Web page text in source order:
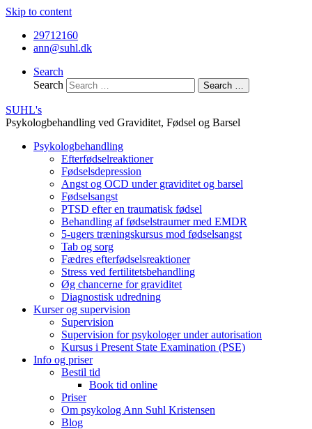
Skip to content
29712160
ann@suhl.dk
Search
Search
Search …
SUHL's
Psykologbehandling ved Graviditet, Fødsel og Barsel
Psykologbehandling
Efterfødselreaktioner
Fødselsdepression
Angst og OCD under graviditet og barsel
Fødselsangst
PTSD efter en traumatisk fødsel
Behandling af fødselstraumer med EMDR
5-ugers træningskursus mod fødselsangst
Tab og sorg
Fædres efterfødselsreaktioner
Stress ved fertilitetsbehandling
Øg chancerne for graviditet
Diagnostisk udredning
Kurser og supervision
Supervision
Supervision for psykologer under autorisation
Kursus i Present State Examination (PSE)
Info og priser
Bestil tid
Book tid online
Priser
Om psykolog Ann Suhl Kristensen
Blog